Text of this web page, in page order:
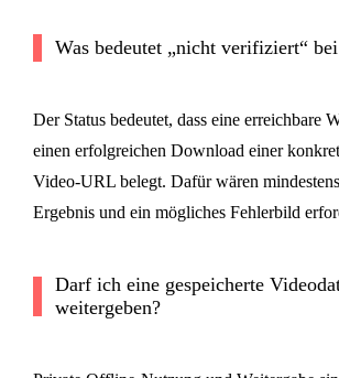
Was bedeutet „nicht verifiziert“
Der Status bedeutet, dass eine erreichbare
einen erfolgreichen Download einer
Video-URL belegt. Dafür wären
Ergebnis und ein mögliches Fehlerbild
Darf ich eine gespeicherte
weitergeben?